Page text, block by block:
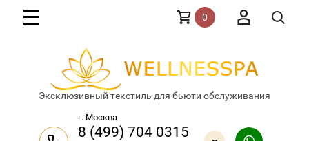
Эксклюзивный текстиль для бьюти обслуживания
г. Москва
8 (499) 704 0315
0